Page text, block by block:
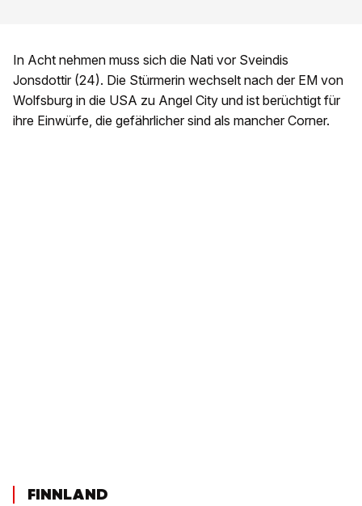
In Acht nehmen muss sich die Nati vor Sveindis
Jonsdottir (24). Die Stürmerin wechselt nach der EM von
Wolfsburg in die USA zu Angel City und ist berüchtigt für
ihre Einwürfe, die gefährlicher sind als mancher Corner.
FINNLAND